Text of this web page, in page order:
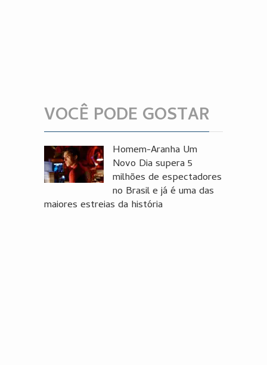
VOCÊ PODE GOSTAR
Homem-Aranha Um
Novo Dia supera 5
milhões de espectadores
no Brasil e já é uma das
maiores estreias da história